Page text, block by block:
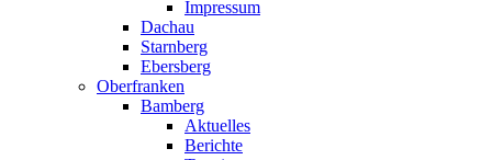
Impressum
Dachau
Starnberg
Ebersberg
Oberfranken
Bamberg
Aktuelles
Berichte